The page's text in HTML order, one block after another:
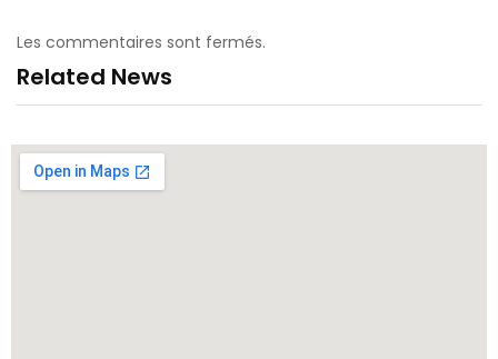
Les commentaires sont fermés.
Related News